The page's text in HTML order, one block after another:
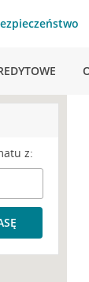
z: